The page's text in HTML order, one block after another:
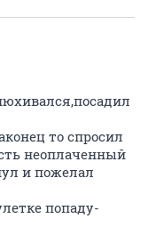
то спросил
неоплаченный
и пожелал
попаду-